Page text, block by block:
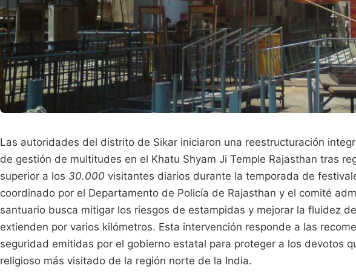
Las autoridades del distrito de Sikar iniciaron una reestructuración
de gestión de multitudes en el Khatu Shyam Ji Temple Rajasthan tras
superior a los 30.000 visitantes diarios durante la temporada de
coordinado por el Departamento de Policía de Rajasthan y el comité
santuario busca mitigar los riesgos de estampidas y mejorar la fluidez
extienden por varios kilómetros. Esta intervención responde a las
seguridad emitidas por el gobierno estatal para proteger a los devotos
religioso más visitado de la región norte de la India.